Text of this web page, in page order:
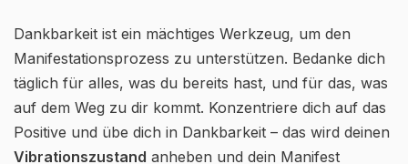
Dankbarkeit ist ein mächtiges Werkzeug, um den
Manifestationsprozess zu unterstützen. Bedanke dich
täglich für alles, was du bereits hast, und für das, was
auf dem Weg zu dir kommt. Konzentriere dich auf das
Positive und übe dich in Dankbarkeit – das wird deinen
Vibrationszustand anheben und dein Manifest